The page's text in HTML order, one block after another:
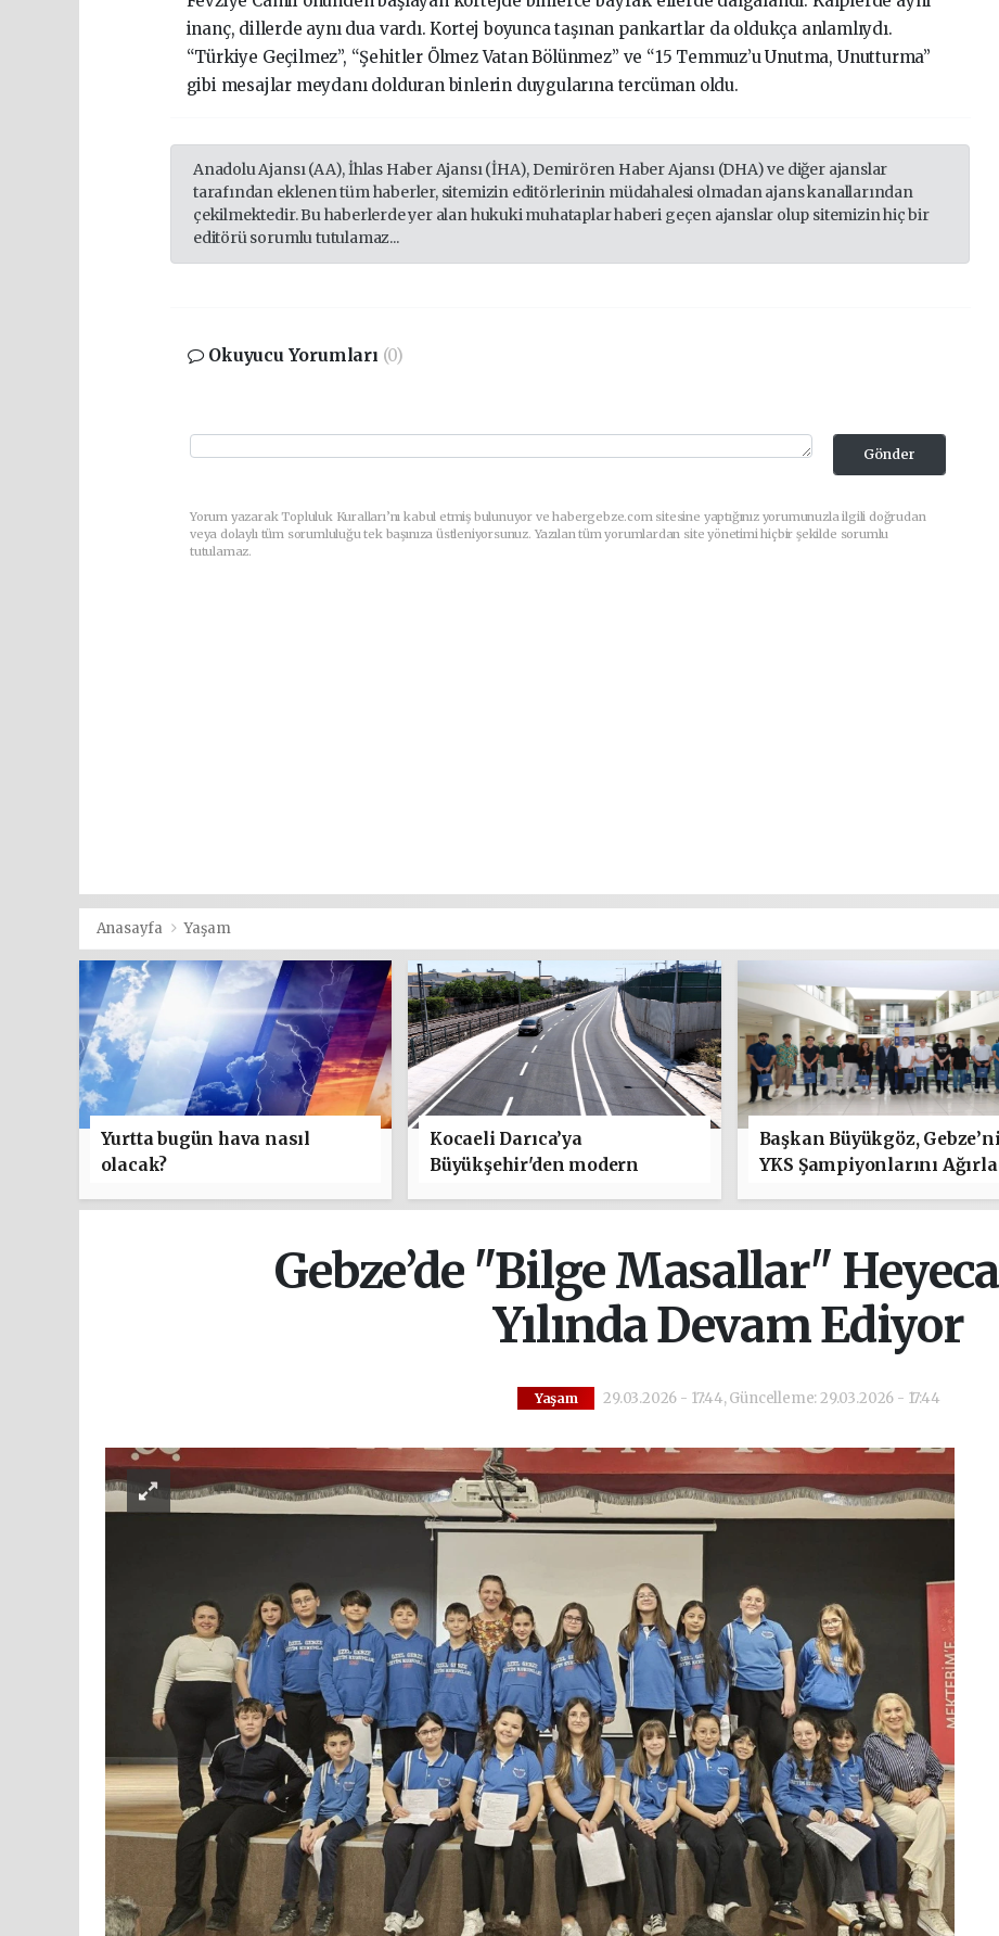
inanç, dillerde aynı dua vardı. Kortej boyunca taşınan pankartlar da oldukça anlamlıydı.
“Türkiye Geçilmez”, “Şehitler Ölmez Vatan Bölünmez” ve “15 Temmuz’u Unutma, Unutturma”
gibi mesajlar meydanı dolduran binlerin duygularına tercüman oldu.
Anadolu Ajansı (AA), İhlas Haber Ajansı (İHA), Demirören Haber Ajansı (DHA) ve diğer ajanslar
tarafından eklenen tüm haberler, sitemizin editörlerinin müdahalesi olmadan ajans kanallarından
çekilmektedir. Bu haberlerde yer alan hukuki muhataplar haberi geçen ajanslar olup sitemizin hiç bir
editörü sorumlu tutulamaz...
Okuyucu Yorumları (0)
Gönder
Yorum yazarak Topluluk Kuralları’nı kabul etmiş bulunuyor ve habergebze.com sitesine yaptığınız yorumunuzla ilgili doğrudan
veya dolaylı tüm sorumluluğu tek başınıza üstleniyorsunuz. Yazılan tüm yorumlardan site yönetimi hiçbir şekilde sorumlu
tutulamaz.
Anasayfa Yaşam
Yurtta bugün hava nasıl
olacak?
Kocaeli Darıca’ya
Büyükşehir'den modern
Başkan Büyükgöz,
YKS Şampiyonlarını
Gebze’de "Bilge Masallar"
Yılında Devam Ediyor
Yaşam 29.03.2026 - 17:44, Güncelleme: 29.03.2026 - 17:44